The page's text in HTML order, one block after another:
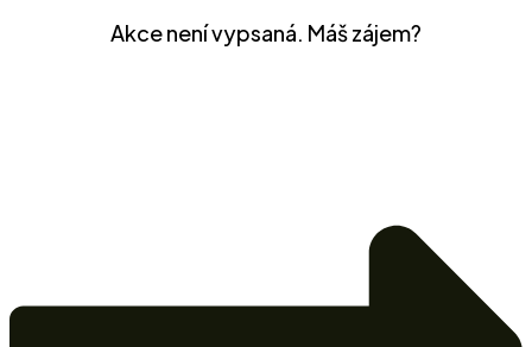
Akce není vypsaná. Máš zájem?